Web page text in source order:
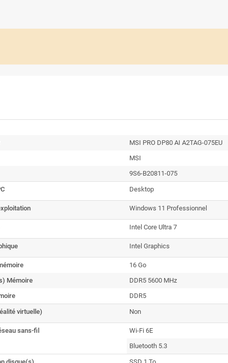
MSI PRO DP80 AI A2TAG-075EU
MSI
9S6-B20811-075
Desktop
Windows 11 Professionnel
Intel Core Ultra 7
Intel Graphics
16 Go
Mémoire
DDR5 5600 MHz
DDR5
virtuelle) Non
sans-fil
Wi-Fi 6E
Bluetooth 5.3